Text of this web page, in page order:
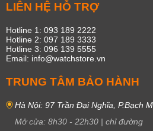
LIÊN HỆ HỖ TRỢ
Hotline 1: 093 189 2222
Hotline 2: 097 189 3333
Hotline 3: 096 139 5555
Email: info@watchstore.vn
TRUNG TÂM BẢO HÀNH
Hà Nội: 97 Trần Đại Nghĩa, P.Bạch
Mở cửa: 8h30 - 22h30 | chỉ đường